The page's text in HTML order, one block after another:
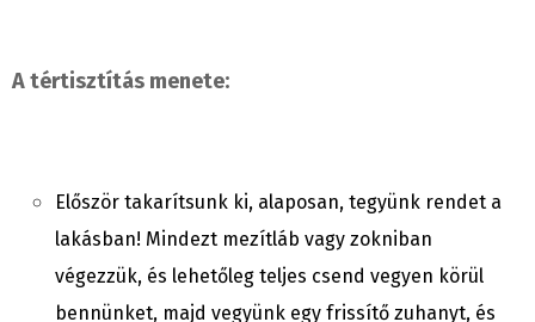
A tértisztítás menete:
Először takarítsunk ki, alaposan, tegyünk rendet a
lakásban! Mindezt mezítláb vagy zokniban
végezzük, és lehetőleg teljes csend vegyen körül
bennünket, majd vegyünk egy frissítő zuhanyt, és